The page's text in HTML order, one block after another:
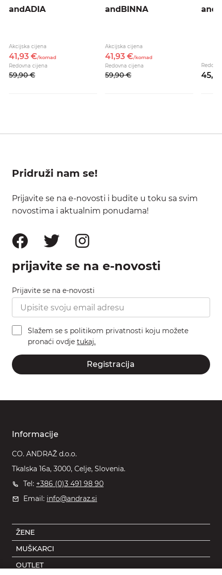
andADIA
Akcijska cijena
41,93 €/komad
Redovna cijena
59,90 €
andBINNA
Akcijska cijena
41,93 €/komad
Redovna cijena
59,90 € 45,
Pridruži nam se!
Prijavite se na e-novosti i budite u toku sa svim
novostima i aktualnim ponudama!
prijavite se na e-novosti
Prijavite se na e-novosti
Slažem se s politikom privatnosti koju možete
pronaći ovdje tukaj.
Registracija
Informacije
CO. ANDRAŽ d.o.o.
Tkalska 16a, 3000, Celje, Slovenia.
Tel: +386 (0)3 491 98 90
Email: info@andraz.si
ŽENE
MUŠKARCI
OUTLET